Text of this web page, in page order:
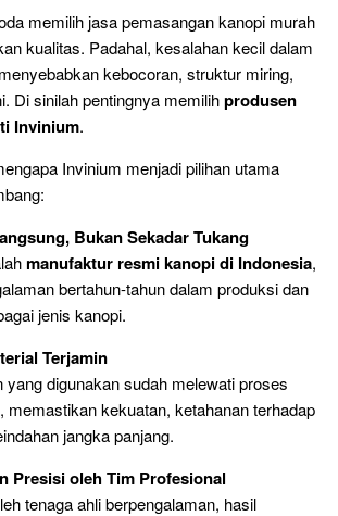
memilih jasa pemasangan kanopi murah
kualitas. Padahal, kesalahan kecil dalam
kebocoran, struktur miring,
Di sinilah pentingnya memilihprodusen
Invinium.
Invinium menjadi pilihan utama
Bukan Sekadar Tukang
manufaktur resmi kanopi di Indonesia,
bertahun-tahun dalam produksi dan
jenis kanopi.
Terjamin
yang digunakan sudah melewati proses
memastikan kekuatan, ketahanan terhadap
jangka panjang.
Presisi oleh Tim Profesional
tenaga ahli berpengalaman, hasil